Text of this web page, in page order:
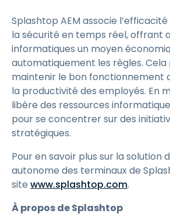
Splashtop AEM associe
la sécurité en temps réel, offrant
informatiques un moyen
automatiquement les règles.
maintenir le bon fonctionnement
la productivité des employés. En
libère des ressources
pour se concentrer sur des
stratégiques.
Pour en savoir plus sur la solution
autonome des terminaux de
site www.splashtop.com.
À propos de Splashtop